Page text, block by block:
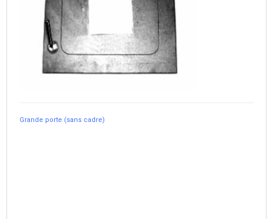
Grande porte (sans cadre)